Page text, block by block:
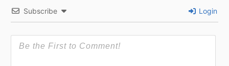
Subscribe Login